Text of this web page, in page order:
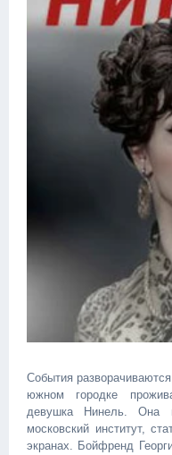
События
южном городке
девушка Нинель. Она
московский институт,
экранах. Бойфренд